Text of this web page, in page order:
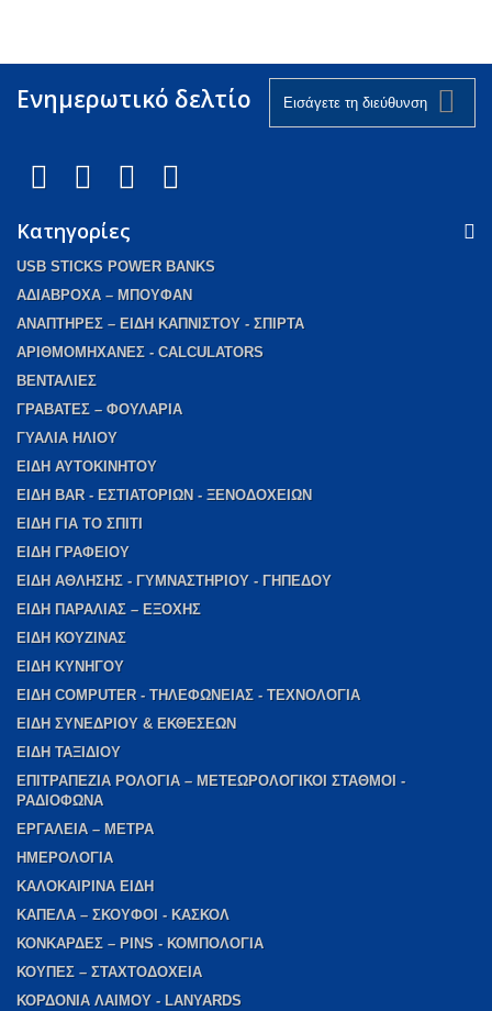
Ενημερωτικό δελτίο
Κατηγορίες
USB STICKS POWER BANKS
AΔΙΑΒΡΟΧΑ – ΜΠΟΥΦΑΝ
ΑΝΑΠΤΗΡΕΣ – ΕΙΔΗ ΚΑΠΝΙΣΤΟΥ - ΣΠΙΡΤΑ
ΑΡΙΘΜΟΜΗΧΑΝΕΣ - CALCULATORS
ΒΕΝΤΑΛΙΕΣ
ΓΡΑΒΑΤΕΣ – ΦΟΥΛΑΡΙΑ
ΓΥΑΛΙΑ ΗΛΙΟΥ
ΕΙΔΗ ΑΥΤΟΚΙΝΗΤΟΥ
ΕΙΔΗ BAR - ΕΣΤΙΑΤΟΡΙΩΝ - ΞΕΝΟΔΟΧΕΙΩΝ
EIΔΗ ΓΙΑ ΤΟ ΣΠΙΤΙ
ΕΙΔΗ ΓΡΑΦΕΙΟΥ
ΕΙΔΗ ΑΘΛΗΣΗΣ - ΓΥΜΝΑΣΤΗΡΙΟΥ - ΓΗΠΕΔΟΥ
ΕΙΔΗ ΠΑΡΑΛΙΑΣ – ΕΞΟΧΗΣ
ΕΙΔΗ ΚΟΥΖΙΝΑΣ
ΕΙΔΗ ΚΥΝΗΓΟΥ
ΕΙΔΗ COMPUTER - ΤΗΛΕΦΩΝΕΙΑΣ - ΤΕΧΝΟΛΟΓΙΑ
ΕΙΔΗ ΣΥΝΕΔΡΙΟΥ & ΕΚΘΕΣΕΩΝ
ΕΙΔΗ ΤΑΞΙΔΙΟΥ
ΕΠΙΤΡΑΠΕΖΙΑ ΡΟΛΟΓΙΑ – ΜΕΤΕΩΡΟΛΟΓΙΚΟΙ ΣΤΑΘΜΟΙ -
ΡΑΔΙΟΦΩΝΑ
ΕΡΓΑΛΕΙΑ – ΜΕΤΡΑ
ΗΜΕΡΟΛΟΓΙΑ
ΚΑΛΟΚΑΙΡΙΝΑ ΕΙΔΗ
ΚΑΠΕΛΑ – ΣΚΟΥΦΟΙ - ΚΑΣΚΟΛ
ΚΟΝΚΑΡΔΕΣ – PINS - ΚΟΜΠΟΛΟΓΙΑ
ΚΟΥΠΕΣ – ΣΤΑΧΤΟΔΟΧΕΙΑ
ΚΟΡΔΟΝΙΑ ΛΑΙΜΟΥ - LANYARDS